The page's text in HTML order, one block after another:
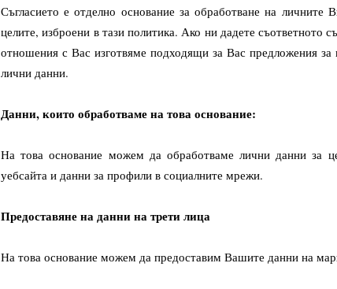
Съгласието е отделно основание за обработване на
целите, изброени в тази политика. Ако ни дадете съответното
отношения с Вас изготвяме подходящи за Вас предложения
лични данни.
Данни, които обработваме на това основание:
На това основание можем да обработваме лични данни за
уебсайта и данни за профили в социалните мрежи.
Предоставяне на данни на трети лица
На това основание можем да предоставим Вашите данни на